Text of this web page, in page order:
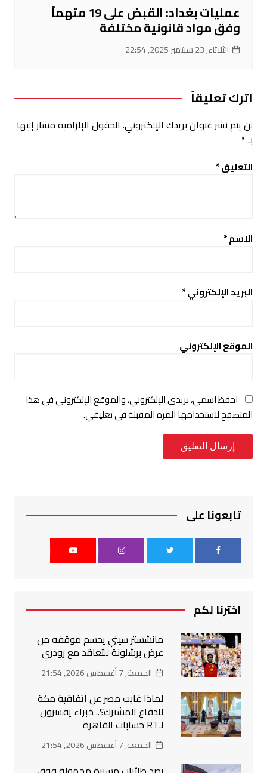
عمليات بغداد: القبض على 19 متهماً
وفق مواد قانونية مختلفة
الثلاثاء, 23 سبتمبر 2025, 22:54
اترك تعليقاً
لن يتم نشر عنوان بريدك الإلكتروني. الحقول الإلزامية مشار إليها
بـ*
التعليق*
الاسم*
البريد الإلكتروني*
الموقع الإلكتروني
احفظ اسمي، بريدي الإلكتروني، والموقع الإلكتروني في هذا
المتصفح لاستخدامها المرة المقبلة في تعليقي.
تابعونا على
اخترنا لكم
مانشستر سيتي يحسم موقفه من
عرض برشلونة للتعاقد مع رودري
الجمعة, 7 أغسطس 2026, 21:54
لماذا غابت مصر عن اتفاقية مكة
للدفاع المشترك؟.. خبراء يفسرون
لـRT حسابات القاهرة
الجمعة, 7 أغسطس 2026, 21:54